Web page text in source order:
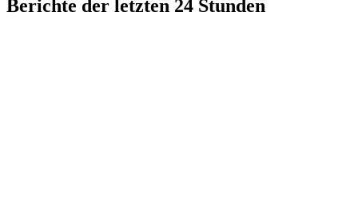
Berichte der letzten 24 Stunden